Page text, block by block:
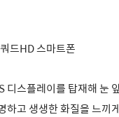
드HD 스마트폰
디스플레이를 탑재해 눈
하고 생생한 화질을 느끼